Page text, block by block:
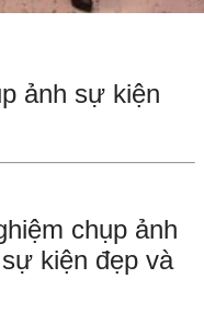
ảnh sự kiện
chụp ảnh
kiện đẹp và